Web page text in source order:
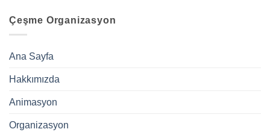
Çeşme Organizasyon
Ana Sayfa
Hakkımızda
Animasyon
Organizasyon